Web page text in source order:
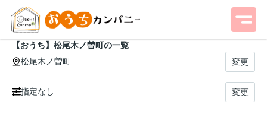
【おうち】松尾木ノ曽町の一覧
松尾木ノ曽町
変更
指定なし 変更